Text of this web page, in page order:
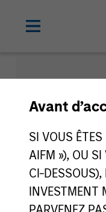
Avant
SI VOUS
AIFM »), OU SI
CI-
INVESTMENT